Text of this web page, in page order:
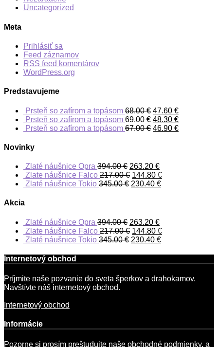
Uncategorized
Meta
Prihlásiť sa
Feed záznamov
RSS feed komentárov
WordPress.org
Predstavujeme
Prsteň so zafírom a topásom 68.00€ 47.60 €
Prsteň so zafírom a topásom 69.00€ 48.30 €
Prsteň so zafírom a topásom 67.00€ 46.90 €
Novinky
Zlaté náušnice Opra 394.00€ 263.20 €
Zlate náušnice Falco 217.00€ 144.80 €
Zlaté náušnice Tokio 345.00€ 230.40 €
Akcia
Zlaté náušnice Opra 394.00€ 263.20 €
Zlate náušnice Falco 217.00€ 144.80 €
Zlaté náušnice Tokio 345.00€ 230.40 €
Internetový obchod
Príjmite naše pozvanie do sveta šperkov a drahokamov.
Navštívte náš internetový obchod.
Internetový obchod
Informácie
Pozorne si prosím preštudujte naše obchodné podmienky, a